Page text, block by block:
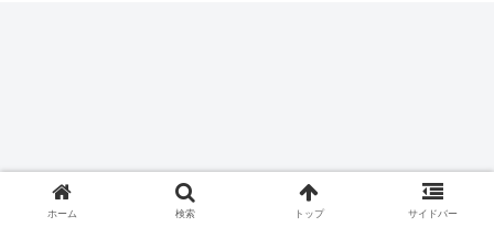
ホーム 検索 トップ サイドバー